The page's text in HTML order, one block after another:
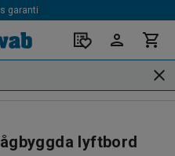
garanti
lyftbord